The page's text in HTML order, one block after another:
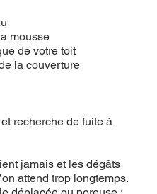
mousse
de votre toit
la couverture
recherche de fuite à
jamais et les dégâts
attend trop longtemps.